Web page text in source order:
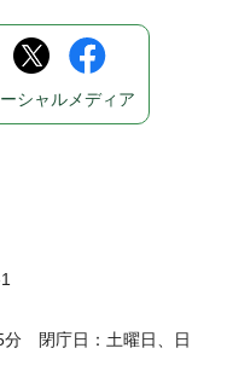
1
分 閉庁日：土曜日、日
シャルメディア